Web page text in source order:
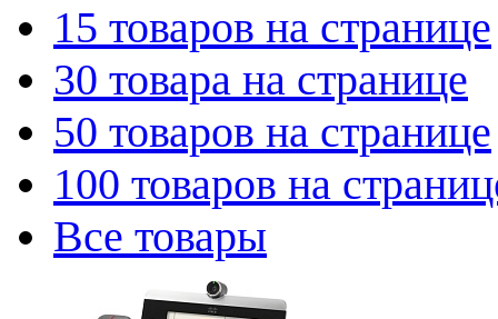
15 товаров на странице
30 товара на странице
50 товаров на странице
100 товаров на
Все товары